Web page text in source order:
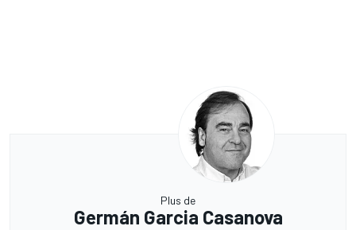
Plus de
Germán Garcia Casanova